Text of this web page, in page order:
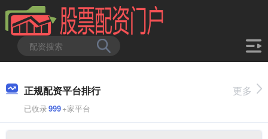
正规配资平台排行
已收录999+家平台
更多